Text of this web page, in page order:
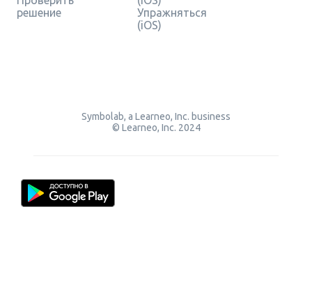
решение
Упражняться
(iOS)
Symbolab, a Learneo, Inc. business
© Learneo, Inc. 2024